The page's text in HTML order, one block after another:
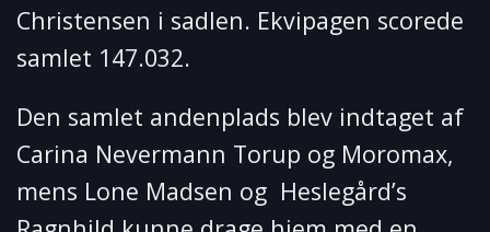
Christensen i sadlen. Ekvipagen scorede
samlet 147.032.
Den samlet andenplads blev indtaget af
Carina Nevermann Torup og Moromax,
mens Lone Madsen og Heslegård’s